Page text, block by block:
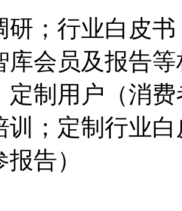
研；行业白皮
库会员及报告
定制用户（消
训；定制行业
报告）